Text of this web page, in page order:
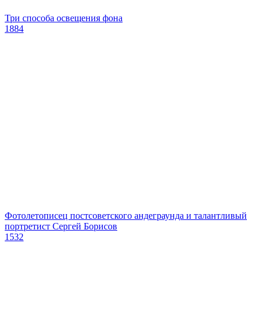
Три способа освещения фона
1884
Фотолетописец постсоветского андеграунда и талантливый
портретист Сергей Борисов
1532